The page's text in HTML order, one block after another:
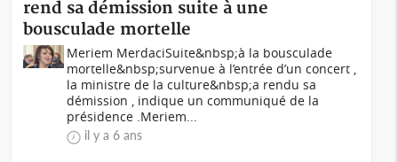
rend sa démission suite à une
bousculade mortelle
Meriem MerdaciSuite&nbsp;à la bousculade
mortelle&nbsp;survenue à l’entrée d’un concert ,
la ministre de la culture&nbsp;a rendu sa
démission , indique un communiqué de la
présidence .Meriem...
il y a 6 ans